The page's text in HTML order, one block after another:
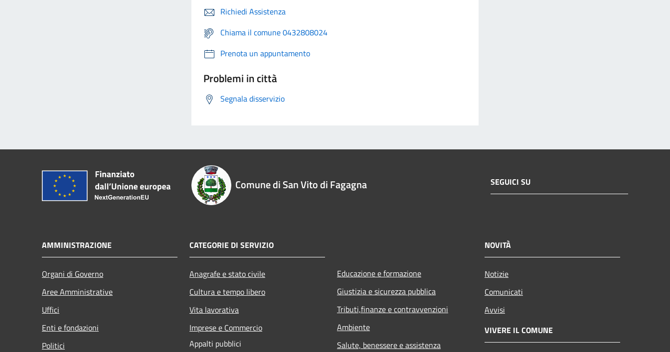
Richiedi Assistenza
Chiama il comune 0432808024
Prenota un appuntamento
Problemi in città
Segnala disservizio
Comune di San Vito di Fagagna SEGUICI SU
AMMINISTRAZIONE
Organi di Governo
Aree Amministrative
Uffici
Enti e fondazioni
Politici
CATEGORIE DI SERVIZIO
Anagrafe e stato civile
Cultura e tempo libero
Vita lavorativa
Imprese e Commercio
Appalti pubblici
Educazione e formazione
Giustizia e sicurezza pubblica
Tributi,finanze e contravvenzioni
Ambiente
Salute, benessere e assistenza
NOVITÀ
Notizie
Comunicati
Avvisi
VIVERE IL COMUNE